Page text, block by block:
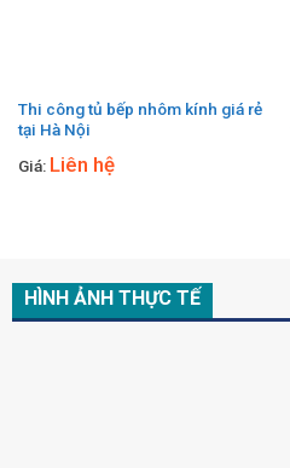
Thi công tủ bếp nhôm kính giá rẻ
tại Hà Nội
Giá: Liên hệ
HÌNH ẢNH THỰC TẾ